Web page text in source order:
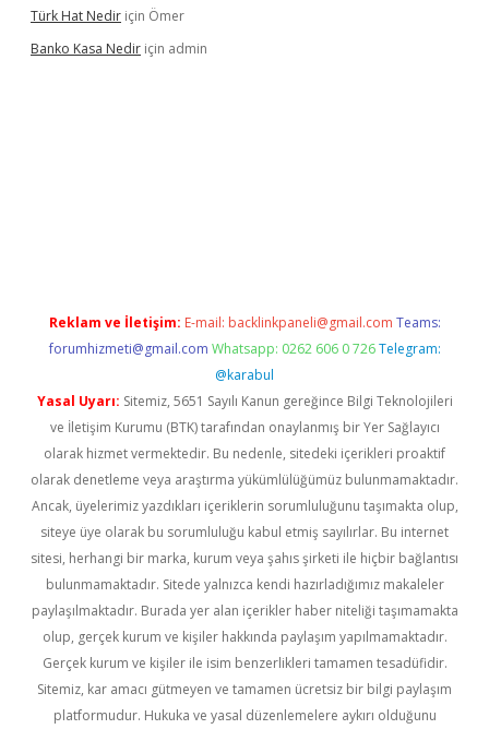
Türk Hat Nedir için Ömer
Banko Kasa Nedir için admin
Reklam ve İletişim: E-mail: backlinkpaneli@gmail.com Teams:
forumhizmeti@gmail.com Whatsapp: 0262 606 0 726 Telegram:
@karabul
Yasal Uyarı: Sitemiz, 5651 Sayılı Kanun gereğince Bilgi Teknolojileri
ve İletişim Kurumu (BTK) tarafından onaylanmış bir Yer Sağlayıcı
olarak hizmet vermektedir. Bu nedenle, sitedeki içerikleri proaktif
olarak denetleme veya araştırma yükümlülüğümüz bulunmamaktadır.
Ancak, üyelerimiz yazdıkları içeriklerin sorumluluğunu taşımakta olup,
siteye üye olarak bu sorumluluğu kabul etmiş sayılırlar. Bu internet
sitesi, herhangi bir marka, kurum veya şahıs şirketi ile hiçbir bağlantısı
bulunmamaktadır. Sitede yalnızca kendi hazırladığımız makaleler
paylaşılmaktadır. Burada yer alan içerikler haber niteliği taşımamakta
olup, gerçek kurum ve kişiler hakkında paylaşım yapılmamaktadır.
Gerçek kurum ve kişiler ile isim benzerlikleri tamamen tesadüfidir.
Sitemiz, kar amacı gütmeyen ve tamamen ücretsiz bir bilgi paylaşım
platformudur. Hukuka ve yasal düzenlemelere aykırı olduğunu